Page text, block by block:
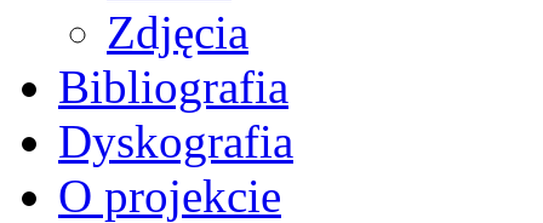
Zdjęcia
Bibliografia
Dyskografia
O projekcie